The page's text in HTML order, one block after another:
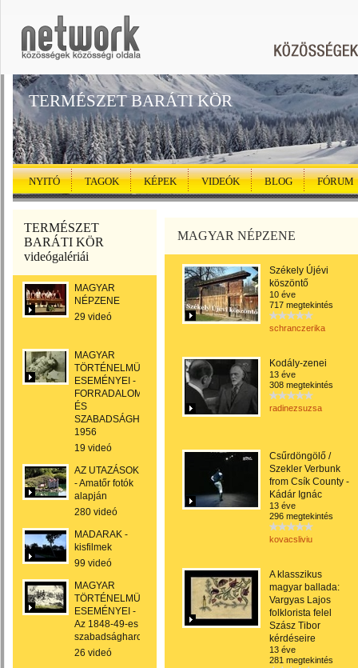
TERMÉSZET BARÁTI KÖR
NYITÓ TAGOK KÉPEK VIDEÓK BLOG FÓRUM
TERMÉSZET
BARÁTI KÖR
videógalériái
MAGYAR
NÉPZENE
29 videó
MAGYAR
TÖRTÉNELMÜNK
ESEMÉNYEI -
FORRADALOM
ÉS
SZABADSÁGHARC
1956
19 videó
AZ UTAZÁSOK
- Amatőr fotók
alapján
280 videó
MADARAK -
kisfilmek
99 videó
MAGYAR
TÖRTÉNELMÜNK
ESEMÉNYEI -
Az 1848-49-es
szabadságharc
26 videó
MAGYAR NÉPZENE
Székely Újévi
köszöntő
10 éve
717 megtekintés
schranczerika
Kodály-zenei
13 éve
308 megtekintés
radinezsuzsa
Csűrdöngölő /
Szekler Verbunk
from Csík County -
Kádár Ignác
13 éve
296 megtekintés
kovacsliviu
A klasszikus
magyar ballada:
Vargyas Lajos
folklorista felel
Szász Tibor
kérdéseire
13 éve
281 megtekintés